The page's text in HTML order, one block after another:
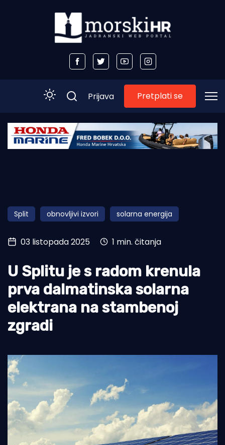
Početna
Obala
Otoci
Turizam i nautika
Pomorstvo
Ribolov
Ekologija
Tradicija i kultura
Prijava Pretplati se
Split obnovljivi izvori solarna energija
03 listopada 2025 1 min. čitanja
U Splitu je s radom krenula
prva dalmatinska solarna
elektrana na stambenoj
zgradi